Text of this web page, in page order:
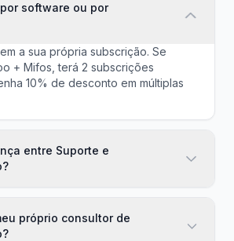
software ou por
a sua própria subscrição. Se
+ Mifos, terá 2 subscrições
10% de desconto em múltiplas
entre Suporte e
próprio consultor de